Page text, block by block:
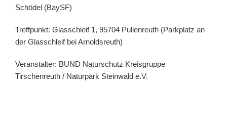
Schödel (BaySF)
Treffpunkt: Glasschleif 1, 95704 Pullenreuth (Parkplatz an
der Glasschleif bei Arnoldsreuth)
Veranstalter: BUND Naturschutz Kreisgruppe
Tirschenreuth / Naturpark Steinwald e.V.